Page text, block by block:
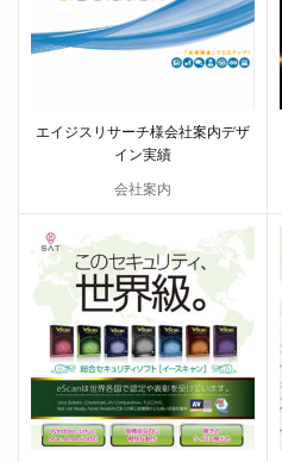
エイジスリサーチ様会社案内デザ
イン実績
会社案内